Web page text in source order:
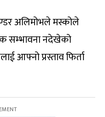
अलिमोभले मस्कोले
सम्भावना नदेखेको
आफ्नो प्रस्ताव फिर्ता